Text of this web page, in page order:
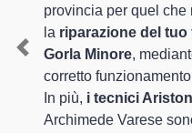
provincia per quel
la riparazione del
Gorla Minore,
corretto
In più, i tecnici
Archimede Varese
Previous